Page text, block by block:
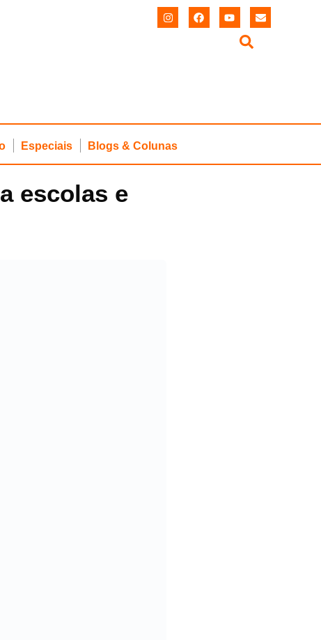
Especiais Blogs & Colunas
escolas e